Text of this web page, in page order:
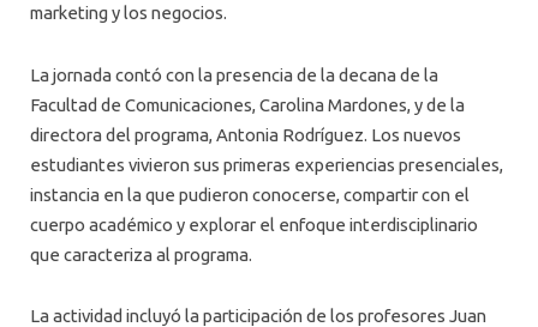
marketing y los negocios.
La jornada contó con la presencia de la decana de la
Facultad de Comunicaciones, Carolina Mardones, y de la
directora del programa, Antonia Rodríguez. Los nuevos
estudiantes vivieron sus primeras experiencias presenciales,
instancia en la que pudieron conocerse, compartir con el
cuerpo académico y explorar el enfoque interdisciplinario
que caracteriza al programa.
La actividad incluyó la participación de los profesores Juan